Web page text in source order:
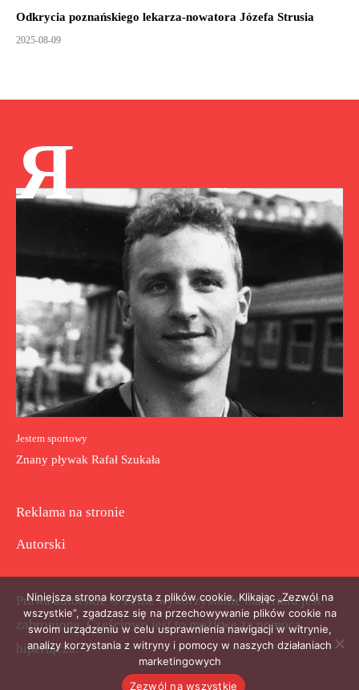
Odkrycia poznańskiego lekarza-nowatora Józefa Strusia
2025-08-09
Я
Jestem sportowy
Znany pływak Rafał Szukała
Reklama na stronie
Autorski
Prawa autorskie © Pełne wykorzystanie materiału jest
zabronione. Częściowo jest to możliwe za pomocą
hiperłącza.
Niniejsza strona korzysta z plików cookie. Klikając „Zezwól na
wszystkie”, zgadzasz się na przechowywanie plików cookie na
swoim urządzeniu w celu usprawnienia nawigacji w witrynie,
analizy korzystania z witryny i pomocy w naszych działaniach
marketingowych
Zezwól na wszystkie